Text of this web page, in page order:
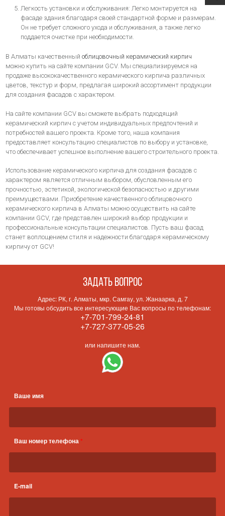
Легкость установки и обслуживания: Легко монтируется на
фасаде здания благодаря своей стандартной форме и размерам.
Он не требует сложного ухода и обслуживания, а также легко
поддается очистке при необходимости.
В Алматы качественныйоблицовочный керамический кирпич
можно купить на сайте компании GCV. Мы специализируемся на
продаже высококачественного керамического кирпича различных
цветов, текстур и форм, предлагая широкий ассортимент продукции
для создания фасадов с характером.
На сайте компании GCV вы сможете выбрать подходящий
керамический кирпич с учетом индивидуальных предпочтений и
потребностей вашего проекта. Кроме того, наша компания
предоставляет консультацию специалистов по выбору и установке,
что обеспечивает успешное выполнение вашего строительного проекта.
Использование керамического кирпича для создания фасадов с
характером является отличным выбором, обусловленным его
прочностью, эстетикой, экологической безопасностью и другими
преимуществами. Приобретение качественного облицовочного
керамического кирпича в Алматы можно осуществить на сайте
компании GCV, где представлен широкий выбор продукции и
профессиональные консультации специалистов. Пусть ваш фасад
станет воплощением стиля и надежности благодаря керамическому
кирпичу от GCV!
Задать вопрос
Адрес: РК, г. Алматы, мкр. Самгау, ул. Жанаарка, д. 7
Мы готовы обсудить все интересующие Вас вопросы по телефонам:
+7-701-799-24-81
+7-727-377-05-26
или напишите нам.
Ваше имя
Ваш номер телефона*
E-mail